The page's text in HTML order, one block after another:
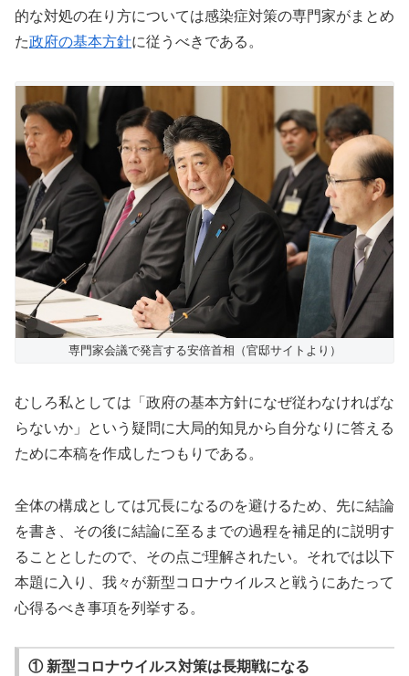
的な対処の在り方については感染症対策の専門家がまとめ
た政府の基本方針に従うべきである。
専門家会議で発言する安倍首相（官邸サイトより）
むしろ私としては「政府の基本方針になぜ従わなければな
らないか」という疑問に大局的知見から自分なりに答える
ために本稿を作成したつもりである。
全体の構成としては冗長になるのを避けるため、先に結論
を書き、その後に結論に至るまでの過程を補足的に説明す
ることとしたので、その点ご理解されたい。それでは以下
本題に入り、我々が新型コロナウイルスと戦うにあたって
心得るべき事項を列挙する。
① 新型コロナウイルス対策は長期戦になる